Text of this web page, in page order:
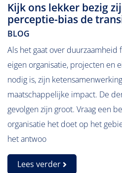
Kijk ons lekker bezig
perceptie-bias de
BLOG
Als het gaat over duurzaamheid
eigen organisatie, projecten en
nodig is, zijn
maatschappelijke impact. De
gevolgen zijn groot. Vraag een
organisatie het doet op het
het antwoo
Lees verder